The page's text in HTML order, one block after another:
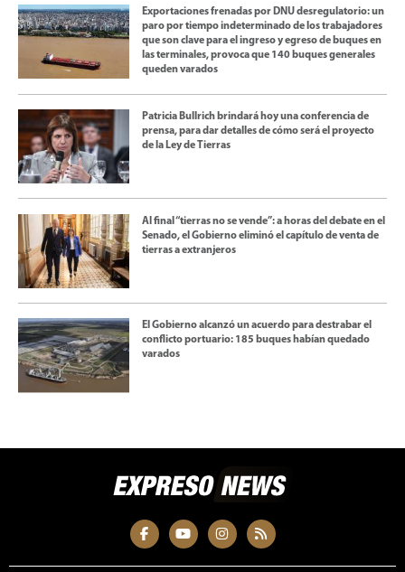
Exportaciones frenadas por DNU desregulatorio: un
paro por tiempo indeterminado de los trabajadores
que son clave para el ingreso y egreso de buques en
las terminales, provoca que 140 buques generales
queden varados
Patricia Bullrich brindará hoy una conferencia de
prensa, para dar detalles de cómo será el proyecto
de la Ley de Tierras
Al final “tierras no se vende”: a horas del debate en el
Senado, el Gobierno eliminó el capítulo de venta de
tierras a extranjeros
El Gobierno alcanzó un acuerdo para destrabar el
conflicto portuario: 185 buques habían quedado
varados